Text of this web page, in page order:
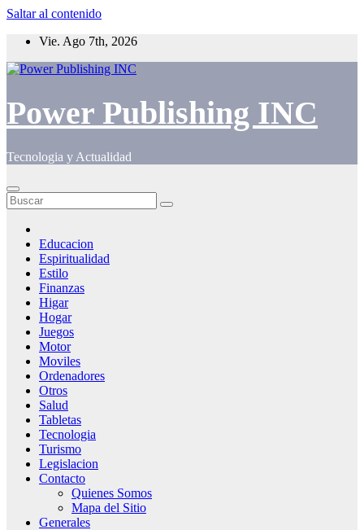
Saltar al contenido
Vie. Ago 7th, 2026
Power Publishing INC
Tecnologia y Actualidad
Educacion
Espiritualidad
Estilo
Finanzas
Higar
Hogar
Juegos
Motor
Moviles
Ordenadores
Otros
Salud
Tabletas
Tecnologia
Turismo
Legislacion
Contacto
Quienes Somos
Mapa del Sitio
Generales